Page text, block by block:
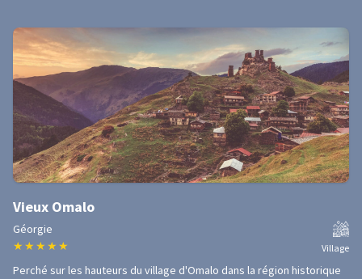
Vieux Omalo
Géorgie
★ ★ ★ ★ ★ Village
Perché sur les hauteurs du village d'Omalo dans la région historique